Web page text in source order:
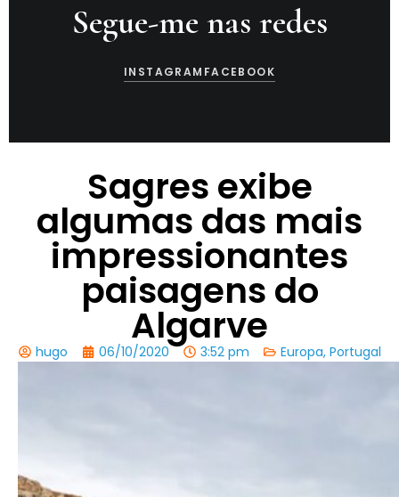
Segue-me nas redes
INSTAGRAM FACEBOOK
Sagres exibe
algumas das mais
impressionantes
paisagens do
Algarve
hugo 06/10/2020 3:52 pm Europa, Portugal